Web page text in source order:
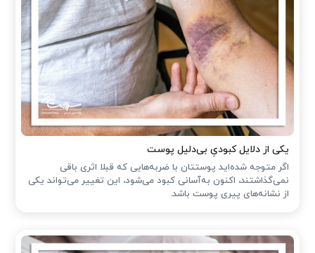
یکی از دلایل کبودیِ بی‌دلیل پوست
اگر متوجه شده‌اید پوستتان با ضربه‌هایی که قبلا اثری باقی
نمی‌گذاشتند، اکنون به‌آسانی کبود می‌شود، این تغییر می‌تواند یکی
از نشانه‌های پیری پوست باشد.